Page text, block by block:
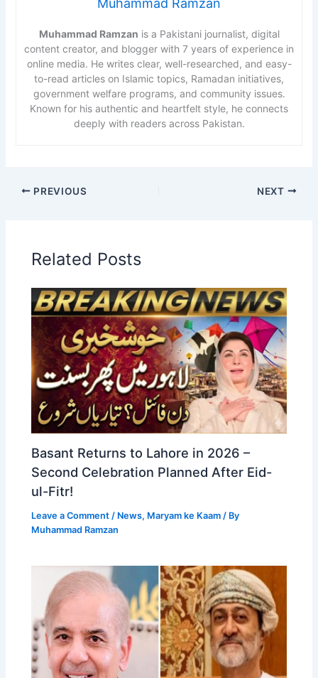
Muhammad Ramzan
Muhammad Ramzan is a Pakistani journalist, digital
content creator, and blogger with 7 years of experience in
online media. He writes clear, well-researched, and easy-
to-read articles on Islamic topics, Ramadan initiatives,
government welfare programs, and community issues.
Known for his authentic and heartfelt style, he connects
deeply with readers across Pakistan.
PREVIOUS NEXT
Related Posts
Basant Returns to Lahore in 2026 –
Second Celebration Planned After Eid-
ul-Fitr!
Leave a Comment / News, Maryam ke Kaam / By
Muhammad Ramzan